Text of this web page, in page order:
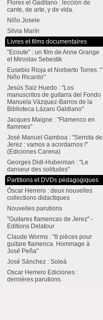
Flores el Gaditano : lección de
cante, de arte, y de vida.
Niño Josele
Silvia Marín
Livres et films documentaires
"Ecoute" : un film de Anne Grange
et Miroslav Sebestik
Eusebio Rioja et Norberto Torres :"
Niño Ricardo"
Jesús Saiz Huedo : "Los
manuscritos de guitarra del Fondo
Manuela Vázquez-Barros de la
Biblioteca Lázaro Galdiano"
Jacques Maigne : "Flamenco en
flammes"
José Manuel Gamboa : "Sernita de
Jerez : vamos a acordarnos !"
(Ediciones Carena)
Georges Didi-Huberman : "Le
danseur des solitudes"
Partitions et DVDs pédagogiques
Óscar Herrero : deux nouvelles
collections didactiques
Nouvelles parutions
"Guitares flamencas de Jerez" -
Editions Delatour
Claude Worms : "8 pièces pour
guitare flamenca. Hommage à
José Peña"
José Sánchez : Soleá
Oscar Herrero Ediciones :
dernières parutions.